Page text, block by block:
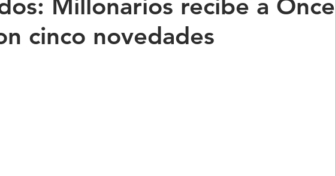
Millonarios recibe a Once
cinco novedades